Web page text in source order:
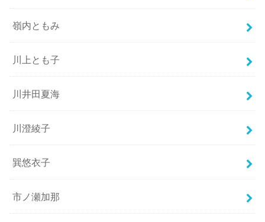
嶺内ともみ
川上とも子
川井田夏海
川澄綾子
巽悠衣子
市ノ瀬加那